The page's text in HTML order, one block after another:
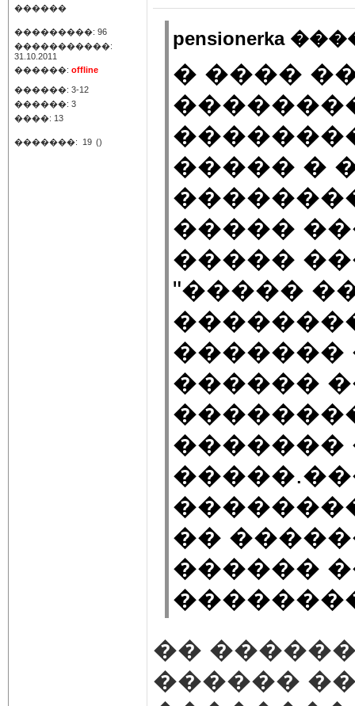
������
���������: 96
�����������:
31.10.2011
������: offline
������: 3-12
������: 3
����: 13
�������: 19 ()
pensionerka
� ����
����� �
�����
�����
"�����
�������
������
�������
��
������
��
������